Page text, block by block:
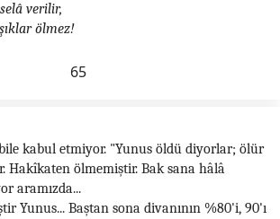
verilir,
ölmez!
65
bile kabul etmiyor. "Yunus öldü diyorlar; ölür
Hakîkaten ölmemiştir. Bak sana hâlâ
aramızda...
Yunus... Baştan sona divanının %80'i, 90'ı